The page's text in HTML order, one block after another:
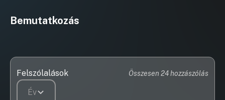
Bemutatkozás
Felszólalások Összesen 24 hozzászólás
Év